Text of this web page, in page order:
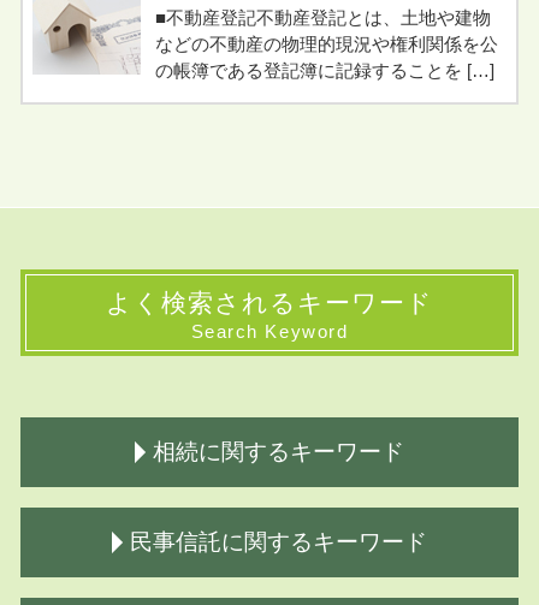
■不動産登記不動産登記とは、土地や建物
などの不動産の物理的現況や権利関係を公
の帳簿である登記簿に記録することを […]
よく検索されるキーワード
Search Keyword
相続に関するキーワード
相続とは わかりやすく
遺言公正証書 効力
民事信託に関するキーワード